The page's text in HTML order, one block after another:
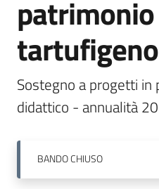
bandi
Menu selezionato
Piani
programmi
progetti
Agricoltura
in
patrimonio
Sostegno a progetti in
didattico - annualità
BANDOCHIUSO